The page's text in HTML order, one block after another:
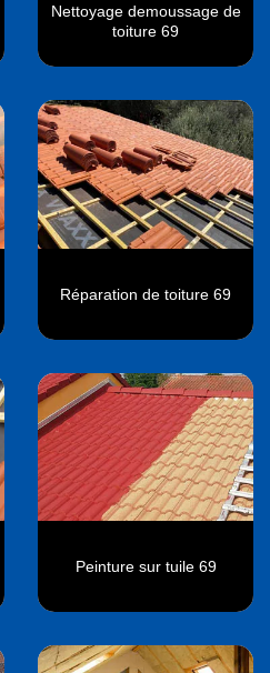
Nettoyage demoussage de
toiture 69
Réparation de toiture 69
Peinture sur tuile 69